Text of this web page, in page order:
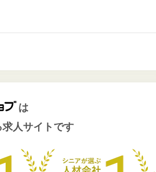
は
求人サイトです